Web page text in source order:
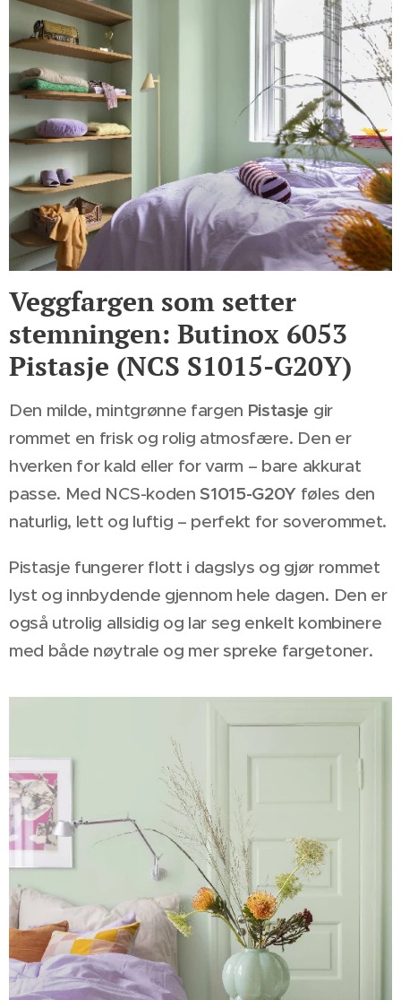
Veggfargen som setter
stemningen: Butinox 6053
Pistasje (NCS S1015-G20Y)
Den milde, mintgrønne fargen Pistasje gir
rommet en frisk og rolig atmosfære. Den er
hverken for kald eller for varm – bare akkurat
passe. Med NCS-kodenS1015-G20Y føles den
naturlig, lett og luftig – perfekt for soverommet.
Pistasje fungerer flott i dagslys og gjør rommet
lyst og innbydende gjennom hele dagen. Den er
også utrolig allsidig og lar seg enkelt kombinere
med både nøytrale og mer spreke fargetoner.